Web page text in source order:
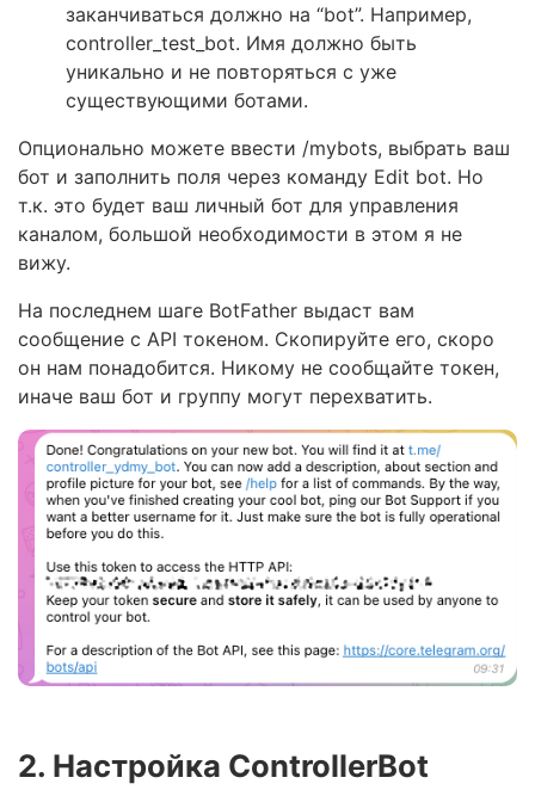
заканчиваться должно на “bot”. Например,
controller_test_bot. Имя должно быть
уникально и не повторяться с уже
существующими ботами.
Опционально можете ввести /mybots, выбрать ваш
бот и заполнить поля через команду Edit bot. Но
т.к. это будет ваш личный бот для управления
каналом, большой необходимости в этом я не
вижу.
На последнем шаге BotFather выдаст вам
сообщение с API токеном. Скопируйте его, скоро
он нам понадобится. Никому не сообщайте токен,
иначе ваш бот и группу могут перехватить.
2. Настройка ControllerBot